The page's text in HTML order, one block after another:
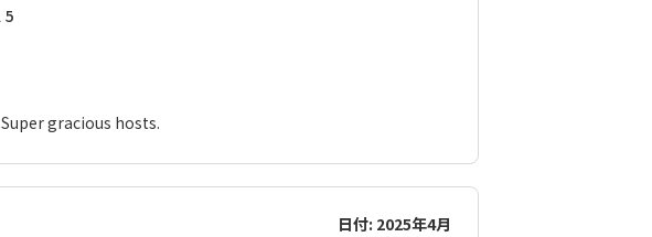
5
gracious hosts.
日付: 2025年4月